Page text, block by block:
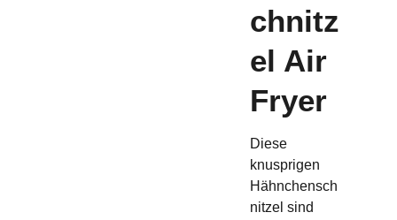
chnitz
el Air
Fryer
Diese
knusprigen
Hähnchensch
nitzel sind